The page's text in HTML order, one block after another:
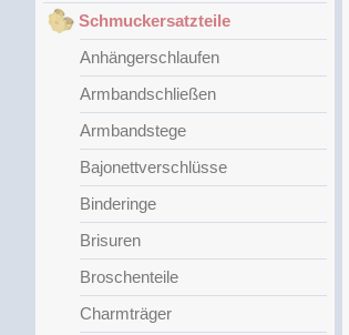
Schmuckersatzteile
Anhängerschlaufen
Armbandschließen
Armbandstege
Bajonettverschlüsse
Binderinge
Brisuren
Broschenteile
Charmträger